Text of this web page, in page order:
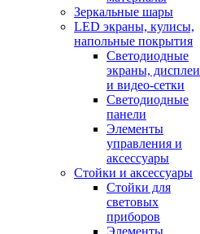
Зеркальные шары
LED экраны, кулисы,
напольные покрытия
Светодиодные
экраны, дисплеи
и видео-сетки
Светодиодные
панели
Элементы
управления и
аксессуары
Стойки и аксессуары
Стойки для
световых
приборов
Элементы